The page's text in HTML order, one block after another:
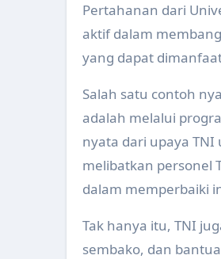
Pertahanan dari
aktif dalam
yang dapat
Salah satu contoh
adalah melalui
nyata dari upaya
melibatkan personel
dalam memperbaiki
Tak hanya itu, TNI
sembako, dan